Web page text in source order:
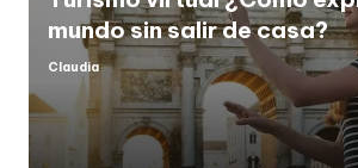
mundo sin salir de casa?
Posted
Claudia